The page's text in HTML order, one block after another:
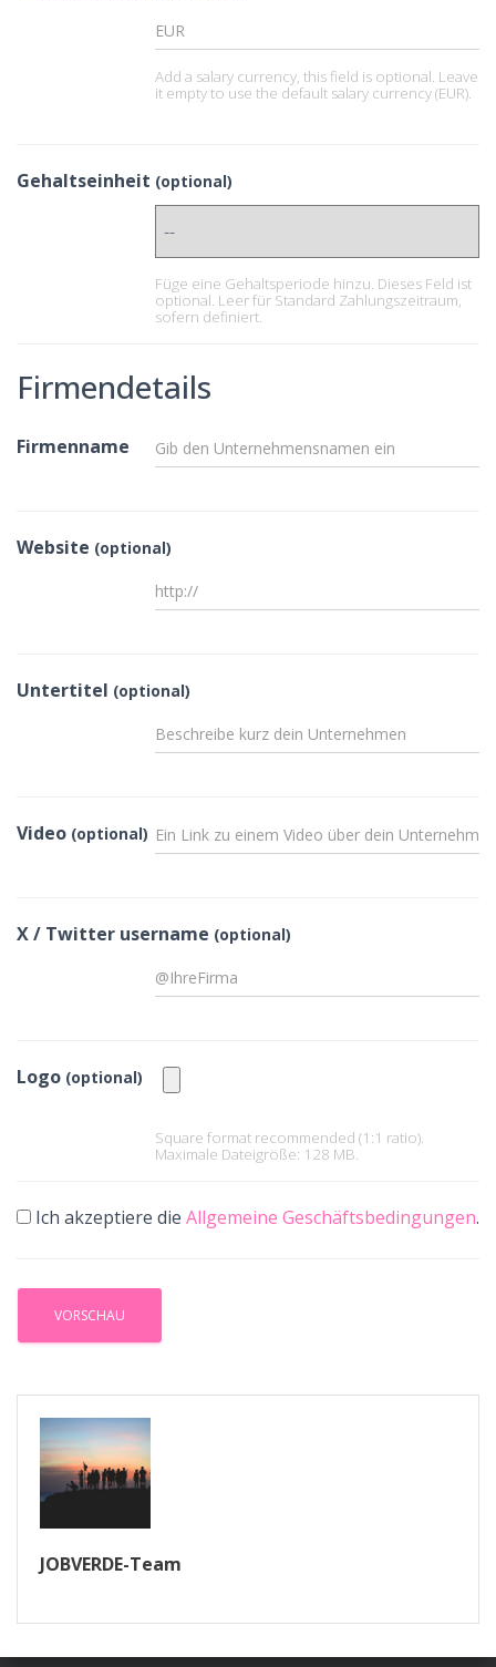
Add a salary currency, this field is optional. Leave
it empty to use the default salary currency (EUR).
Gehaltseinheit (optional)
Füge eine Gehaltsperiode hinzu. Dieses Feld ist
optional. Leer für Standard Zahlungszeitraum,
sofern definiert.
Firmendetails
Firmenname
Website (optional)
Untertitel (optional)
Video (optional)
X / Twitter username (optional)
Logo (optional)
Square format recommended (1:1 ratio).
Maximale Dateigröße: 128 MB.
Ich akzeptiere die Allgemeine Geschäftsbedingungen.
JOBVERDE-Team